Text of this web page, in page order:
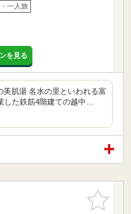
一人旅
を見る
美肌湯 名水の里といわれる富
した鉄筋4階建ての越中…
お気に入
りに追加